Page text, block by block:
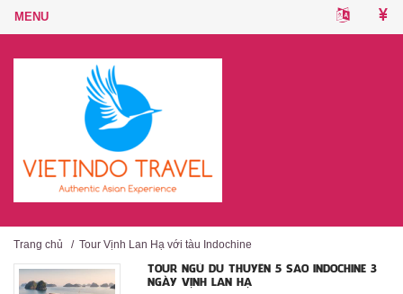
Trang chủ / Tour Vịnh Lan Hạ với tàu Indochine
TOUR NGỦ DU THUYỀN 5 SAO INDOCHINE 3
NGÀY VỊNH LAN HẠ